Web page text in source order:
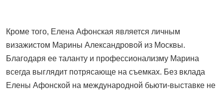
Кроме того, Елена Афонская является личным
визажистом Марины Александровой из Москвы.
Благодаря ее таланту и профессионализму Марина
всегда выглядит потрясающе на съемках. Без вклада
Елены Афонской на международной бьюти-выставке не